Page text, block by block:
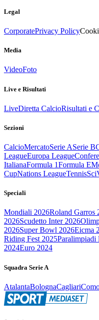
Legal
CorporatePrivacy Policy
Media
VideoFoto
Live e Risultati
LiveDiretta CalcioRisultati e
Sezioni
CalcioMercatoSerie ASerie B
LeagueEuropa League
ItalianaFormula 1Formula E
CupNations LeagueTennisSci
Speciali
Mondiali 2026Roland Garros
2026Scudetto Inter 2026
2026Super Bowl 2026Eicma
Riding Fest 2025Paralimpiadi
2024Euro 2024
Squadra Serie A
AtalantaBolognaCagliari